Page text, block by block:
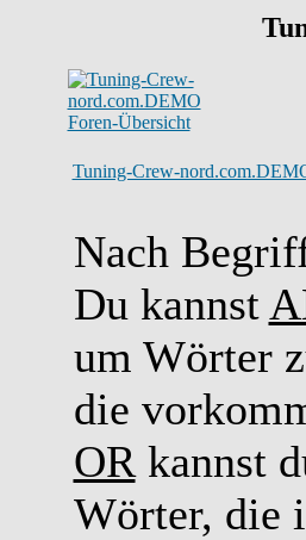
Tuning-Crew-
Nach
Du kannst
um Wörter
die
ORkannst
Wörter, die